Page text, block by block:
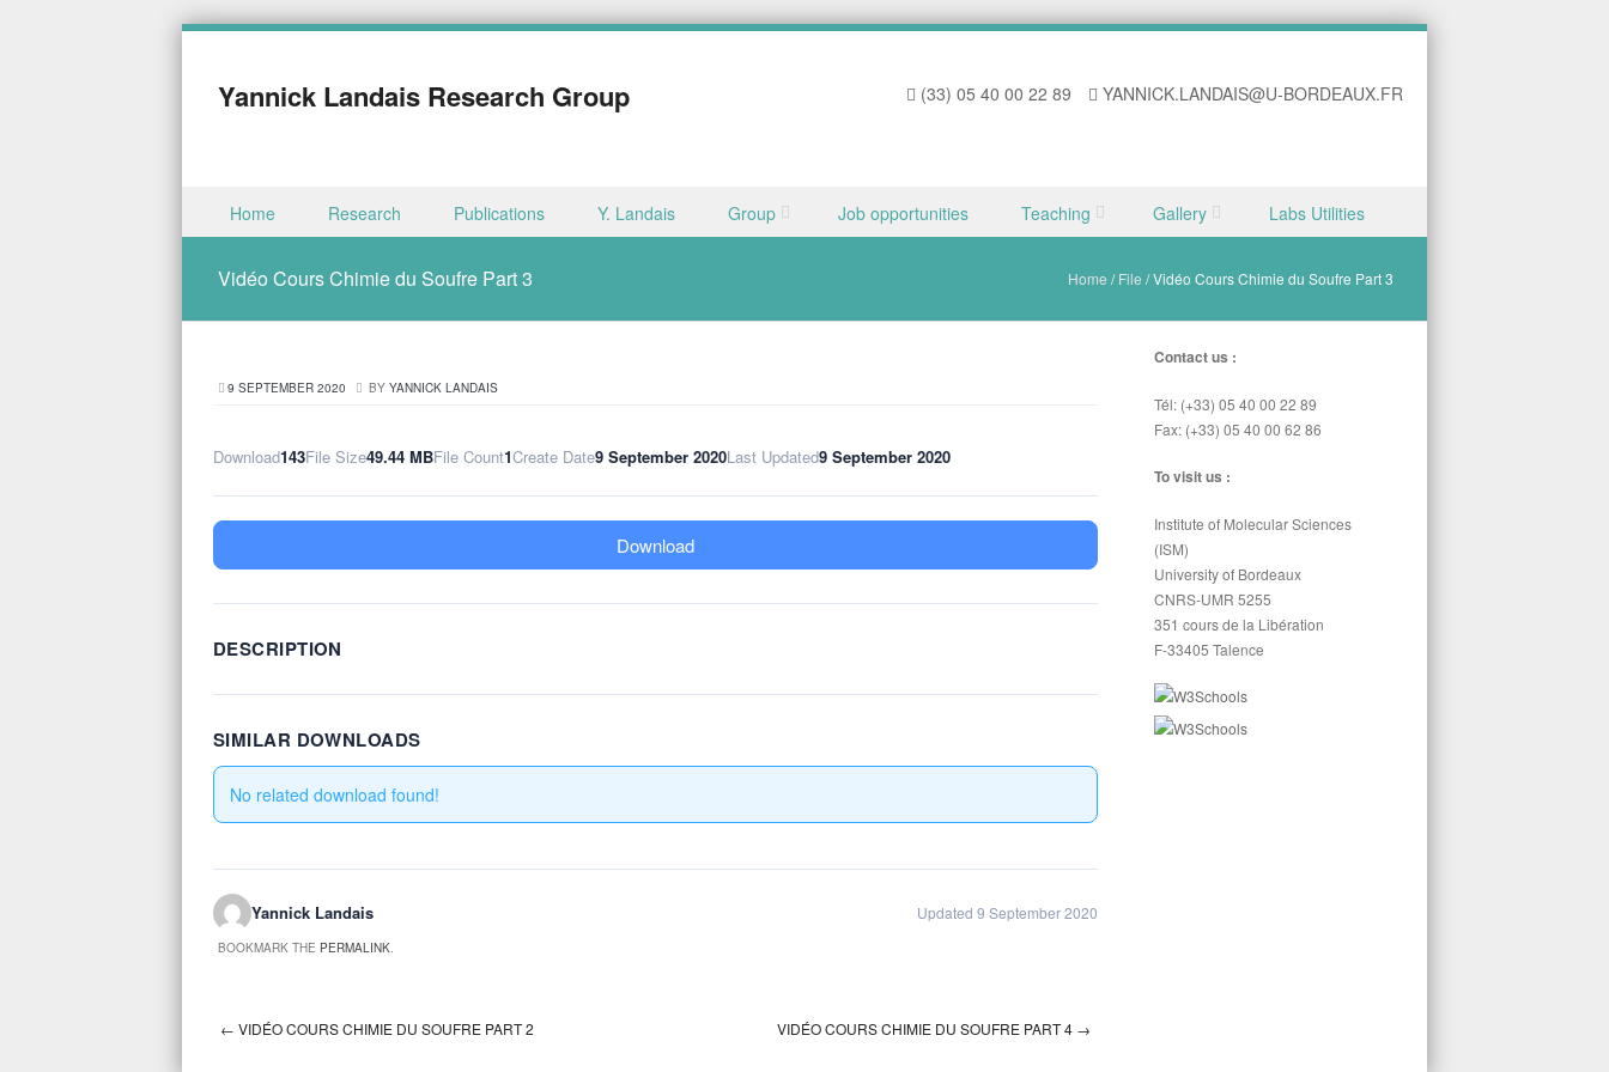
(33) 05 40 00 22 89 YANNICK.LANDAIS@U-BORDEAUX.FR
Yannick Landais Research Group
Menu
Skip to content
Home Research Publications Y. Landais Group Job opportunities Teaching Gallery Labs Utilities
Vidéo Cours Chimie du Soufre Part 3 Home /File /Vidéo Cours Chimie du Soufre Part 3
9 SEPTEMBER 2020 BY YANNICK LANDAIS
Download143File Size49.44 MBFile Count1Create Date9 September 2020Last Updated9 September 2020
Download
DESCRIPTION
SIMILAR DOWNLOADS
No related download found!
Yannick Landais Updated 9 September 2020
BOOKMARK THE PERMALINK.
← VIDÉO COURS CHIMIE DU SOUFRE PART 2 VIDÉO COURS CHIMIE DU SOUFRE PART 4 →
Contact us :
Tél: (+33) 05 40 00 22 89
Fax: (+33) 05 40 00 62 86
To visit us :
Institute of Molecular Sciences
(ISM)
University of Bordeaux
CNRS-UMR 5255
351 cours de la Libération
F-33405 Talence